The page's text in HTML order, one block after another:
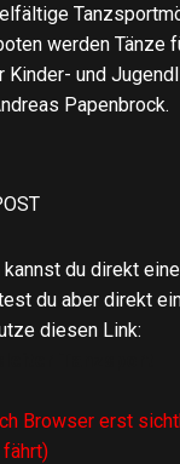
werden Tänze
Kinder- und
Papenbrock.
du direkt
du aber direkt
diesen Link:
Browser erst